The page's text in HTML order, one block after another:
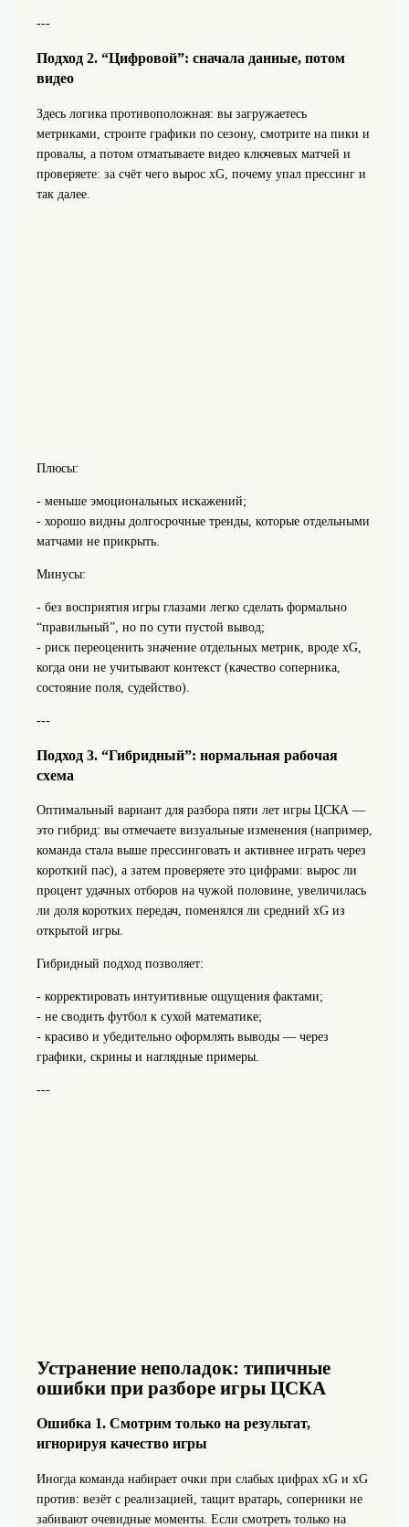
---
Подход 2. “Цифровой”: сначала данные, потом
видео
Здесь логика противоположная: вы загружаетесь
метриками, строите графики по сезону, смотрите на пики и
провалы, а потом отматываете видео ключевых матчей и
проверяете: за счёт чего вырос xG, почему упал прессинг и
так далее.
Плюсы:
- меньше эмоциональных искажений;
- хорошо видны долгосрочные тренды, которые отдельными
матчами не прикрыть.
Минусы:
- без восприятия игры глазами легко сделать формально
“правильный”, но по сути пустой вывод;
- риск переоценить значение отдельных метрик, вроде xG,
когда они не учитывают контекст (качество соперника,
состояние поля, судейство).
---
Подход 3. “Гибридный”: нормальная рабочая
схема
Оптимальный вариант для разбора пяти лет игры ЦСКА —
это гибрид: вы отмечаете визуальные изменения (например,
команда стала выше прессинговать и активнее играть через
короткий пас), а затем проверяете это цифрами: вырос ли
процент удачных отборов на чужой половине, увеличилась
ли доля коротких передач, поменялся ли средний xG из
открытой игры.
Гибридный подход позволяет:
- корректировать интуитивные ощущения фактами;
- не сводить футбол к сухой математике;
- красиво и убедительно оформлять выводы — через
графики, скрины и наглядные примеры.
---
Устранение неполадок: типичные
ошибки при разборе игры ЦСКА
Ошибка 1. Смотрим только на результат,
игнорируя качество игры
Иногда команда набирает очки при слабых цифрах xG и xG
против: везёт с реализацией, тащит вратарь, соперники не
забивают очевидные моменты. Если смотреть только на